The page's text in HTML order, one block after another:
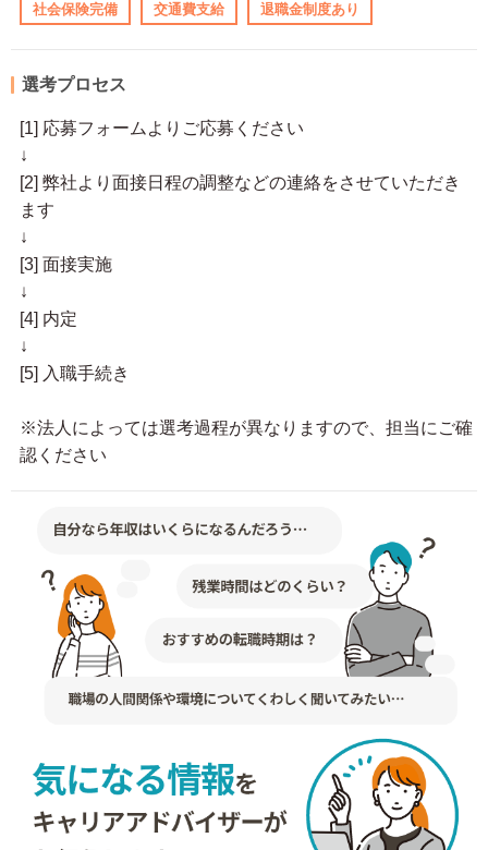
社会保険完備 交通費支給 退職金制度あり
選考プロセス
[1] 応募フォームよりご応募ください
↓
[2] 弊社より面接日程の調整などの連絡をさせていただき
ます
↓
[3] 面接実施
↓
[4] 内定
↓
[5] 入職手続き
※法人によっては選考過程が異なりますので、担当にご確
認ください